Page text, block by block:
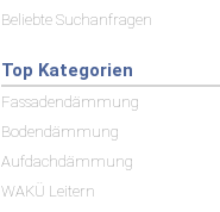
Beliebte Suchanfragen
Top Kategorien
Fassadendämmung
Bodendämmung
Aufdachdämmung
WAKÜ Leitern